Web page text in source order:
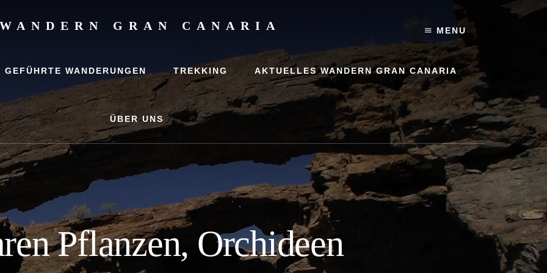
MENU
WANDERN GRAN CANARIA
GEFÜHRTE WANDERUNGEN TREKKING AKTUELLES WANDERN GRAN CANARIA
ÜBER UNS
Pflanzen, Orchideen